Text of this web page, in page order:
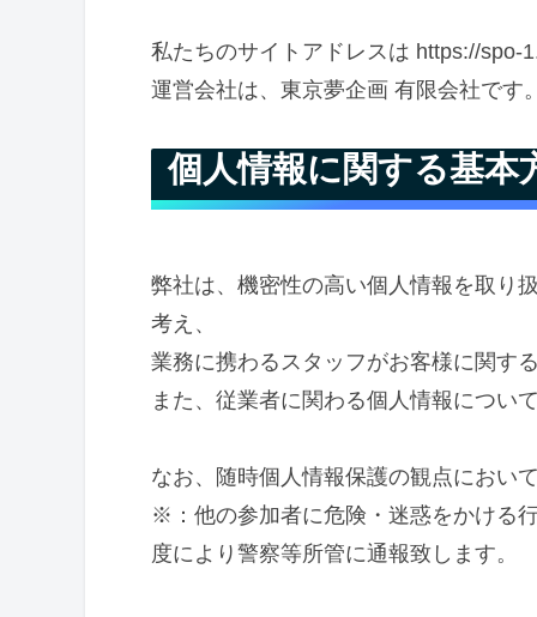
私たちのサイトアドレスは https://spo-
運営会社は、東京夢企画 有限会社です
個人情報に関する基本
弊社は、機密性の高い個人情報を取り
考え、
業務に携わるスタッフがお客様に関す
また、従業者に関わる個人情報につい
なお、随時個人情報保護の観点におい
※：他の参加者に危険・迷惑をかける
度により警察等所管に通報致します。